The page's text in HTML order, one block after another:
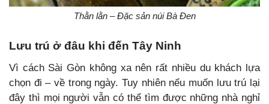
Thằn lằn – Đặc sản núi Bà Đen
Lưu trú ở đâu khi đến Tây Ninh
Vì cách Sài Gòn không xa nên rất nhiều du khách lựa
chọn đi – về trong ngày. Tuy nhiên nếu muốn lưu trú lại
đây thì mọi người vẫn có thể tìm được những nhà nghỉ